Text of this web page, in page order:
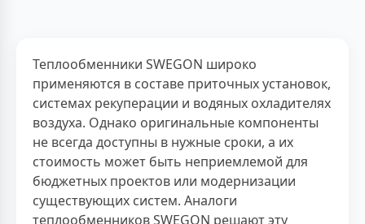
Теплообменники SWEGON широко
применяются в составе приточных установок,
системах рекуперации и водяных охладителях
воздуха. Однако оригинальные компоненты
не всегда доступны в нужные сроки, а их
стоимость может быть неприемлемой для
бюджетных проектов или модернизации
существующих систем. Аналоги
теплообменников SWEGON решают эту